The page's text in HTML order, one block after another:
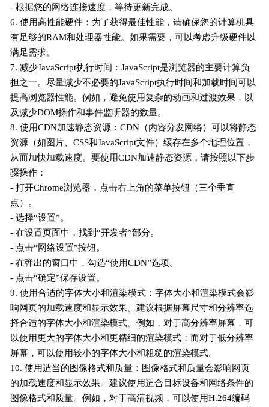
- 根据您的网络连接速度，等待更新完成。
6. 使用高性能硬件：为了获得最佳性能，请确保您的计算机具
有足够的RAM和处理器性能。如果需要，可以考虑升级硬件以
满足需求。
7. 减少JavaScript执行时间：JavaScript是浏览器的主要计算负
担之一。尽量减少不必要的JavaScript执行时间和加载时间可以
提高浏览器性能。例如，避免使用复杂的动画和过渡效果，以
及减少DOM操作和事件监听器的数量。
8. 使用CDN加速静态资源：CDN（内容分发网络）可以将静态
资源（如图片、CSS和JavaScript文件）缓存在多个地理位置，
从而加快加载速度。要使用CDN加速静态资源，请按照以下步
骤操作：
- 打开Chrome浏览器，点击右上角的菜单按钮（三个垂直
点）。
- 选择“设置”。
- 在设置页面中，找到“开发者”部分。
- 点击“网络设置”按钮。
- 在弹出的窗口中，勾选“使用CDN”选项。
- 点击“确定”保存设置。
9. 使用合适的字体大小和渲染模式：字体大小和渲染模式会影
响网页的加载速度和显示效果。建议根据屏幕尺寸和分辨率选
择合适的字体大小和渲染模式。例如，对于高分辨率屏幕，可
以使用更大的字体大小和更精细的渲染模式；而对于低分辨率
屏幕，可以使用较小的字体大小和粗糙的渲染模式。
10. 使用适当的图像格式和质量：图像格式和质量会影响网页
的加载速度和显示效果。建议使用适合目标设备和网络条件的
图像格式和质量。例如，对于高清视频，可以使用H.264编码